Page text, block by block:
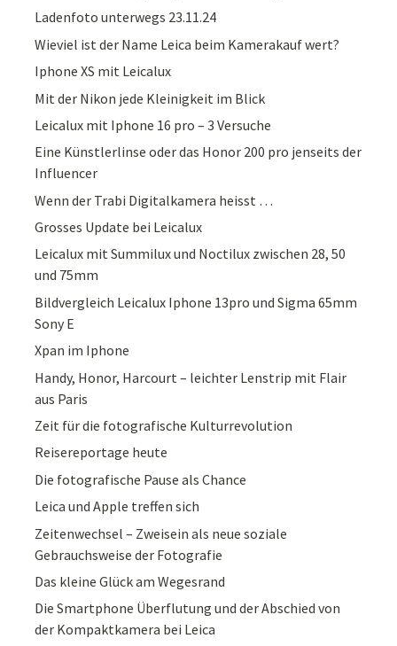
Ladenfoto unterwegs 23.11.24
Wieviel ist der Name Leica beim Kamerakauf wert?
Iphone XS mit Leicalux
Mit der Nikon jede Kleinigkeit im Blick
Leicalux mit Iphone 16 pro – 3 Versuche
Eine Künstlerlinse oder das Honor 200 pro jenseits der
Influencer
Wenn der Trabi Digitalkamera heisst …
Grosses Update bei Leicalux
Leicalux mit Summilux und Noctilux zwischen 28, 50
und 75mm
Bildvergleich Leicalux Iphone 13pro und Sigma 65mm
Sony E
Xpan im Iphone
Handy, Honor, Harcourt – leichter Lenstrip mit Flair
aus Paris
Zeit für die fotografische Kulturrevolution
Reisereportage heute
Die fotografische Pause als Chance
Leica und Apple treffen sich
Zeitenwechsel – Zweisein als neue soziale
Gebrauchsweise der Fotografie
Das kleine Glück am Wegesrand
Die Smartphone Überflutung und der Abschied von
der Kompaktkamera bei Leica